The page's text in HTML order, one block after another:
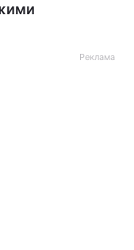
Реклама